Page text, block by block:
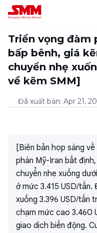
Triển vọng đàm
bấp bênh, giá
chuyển nhẹ
về kẽm SMM]
Đã xuất bản: Apr 21,
[Biên bản họp sáng
phán Mỹ-Iran bất
chuyển nhẹ xuống
ở mức 3.415 USD/tấn.
xuống 3.396 USD/tấn
chạm mức cao 3.460
giao dịch biến động.